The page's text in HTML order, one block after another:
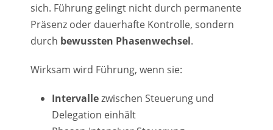
sich. Führung gelingt nicht durch permanente
Präsenz oder dauerhafte Kontrolle, sondern
durch bewussten Phasenwechsel.
Wirksam wird Führung, wenn sie:
Intervallezwischen Steuerung und
Delegation einhält